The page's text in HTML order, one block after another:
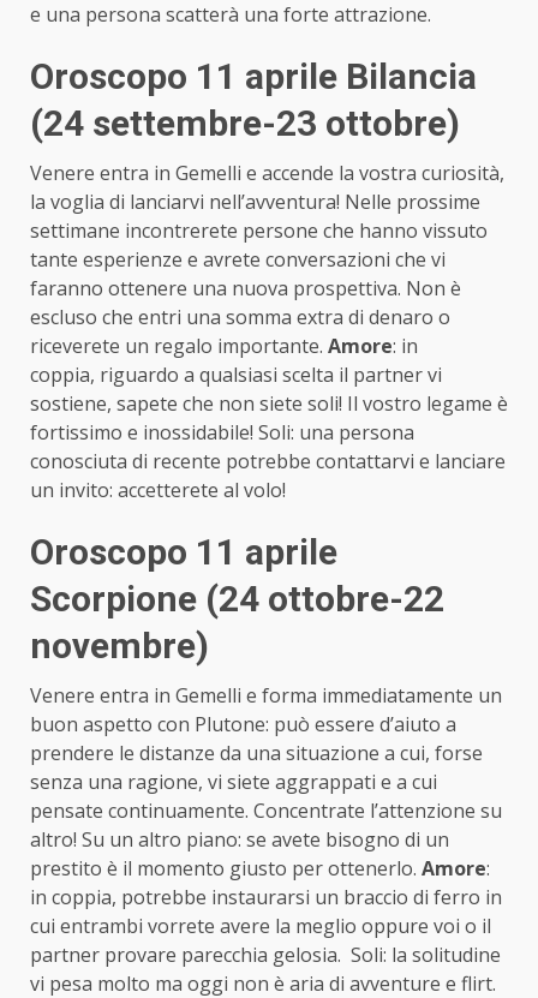
e una persona scatterà una forte attrazione.
Oroscopo 11 aprile Bilancia
(24 settembre-23 ottobre)
Venere entra in Gemelli e accende la vostra curiosità,
la voglia di lanciarvi nell’avventura! Nelle prossime
settimane incontrerete persone che hanno vissuto
tante esperienze e avrete conversazioni che vi
faranno ottenere una nuova prospettiva. Non è
escluso che entri una somma extra di denaro o
riceverete un regalo importante. Amore: in
coppia, riguardo a qualsiasi scelta il partner vi
sostiene, sapete che non siete soli! Il vostro legame è
fortissimo e inossidabile! Soli: una persona
conosciuta di recente potrebbe contattarvi e lanciare
un invito: accetterete al volo!
Oroscopo 11 aprile
Scorpione (24 ottobre-22
novembre)
Venere entra in Gemelli e forma immediatamente un
buon aspetto con Plutone: può essere d’aiuto a
prendere le distanze da una situazione a cui, forse
senza una ragione, vi siete aggrappati e a cui
pensate continuamente. Concentrate l’attenzione su
altro! Su un altro piano: se avete bisogno di un
prestito è il momento giusto per ottenerlo. Amore:
in coppia, potrebbe instaurarsi un braccio di ferro in
cui entrambi vorrete avere la meglio oppure voi o il
partner provare parecchia gelosia. Soli: la solitudine
vi pesa molto ma oggi non è aria di avventure e flirt.